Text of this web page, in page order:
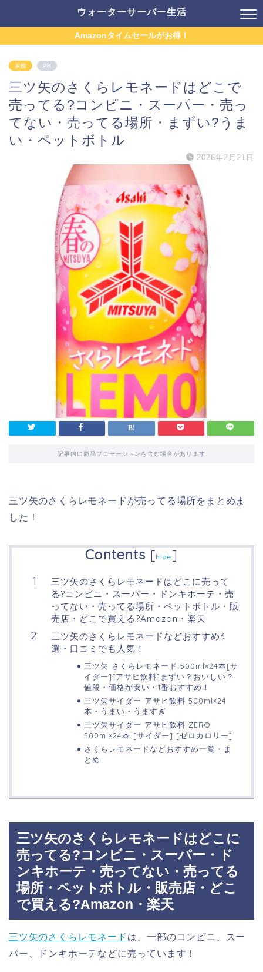
ウォーターサーバー生活
Amazonタイムセールがお得！
炭酸 PR
三ツ矢のさくらレモネードはどこで
売ってる?コンビニ・スーパー・売っ
てない・売ってる場所・まずい?うま
い・ペットボトル
2026年2月21日
記事内に商品プロモーションを含む場合があります
三ツ矢のさくらレモネードが売ってる場所をまとめま
した！
Contents [hide ]
三ツ矢のさくらレモネードはどこに売って
る?コンビニ・スーパー・ドンキホーテ・売
ってない・売ってる場所・ペットボトル・販
売店・どこで買える?Amazon・楽天
三ツ矢のさくらレモネードなどおすすめ3
選・口コミでも人気！
三ツ矢 さくらレモネード 500ml×24本[サ
イダー][アサヒ飲料]まずい？おいしい？
値段・価格が安い・1番おすすめ！
三ツ矢サイダー アサヒ飲料 500ml×24
本・うまい・うますぎ
三ツ矢サイダー アサヒ飲料 ZERO
500ml×24本 [サイダー] [ゼロカロリー]
さくらレモネードなどおすすめ一覧・ま
とめ
三ツ矢のさくらレモネードはどこに
売ってる?コンビニ・スーパー・ド
ンキホーテ・売ってない・売ってる
場所・ペットボトル・販売店・どこ
で買える?Amazon・楽天
三ツ矢のさくらレモネード は、一部のコンビニ、スー
パー、ドンキホーテなどに売っています！